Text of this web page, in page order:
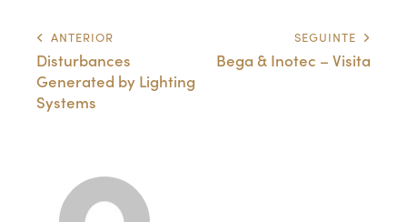
ANTERIOR
Disturbances
Generated by Lighting
Systems
SEGUINTE
Bega & Inotec – Visita